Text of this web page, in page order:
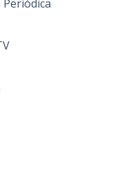
Periódica